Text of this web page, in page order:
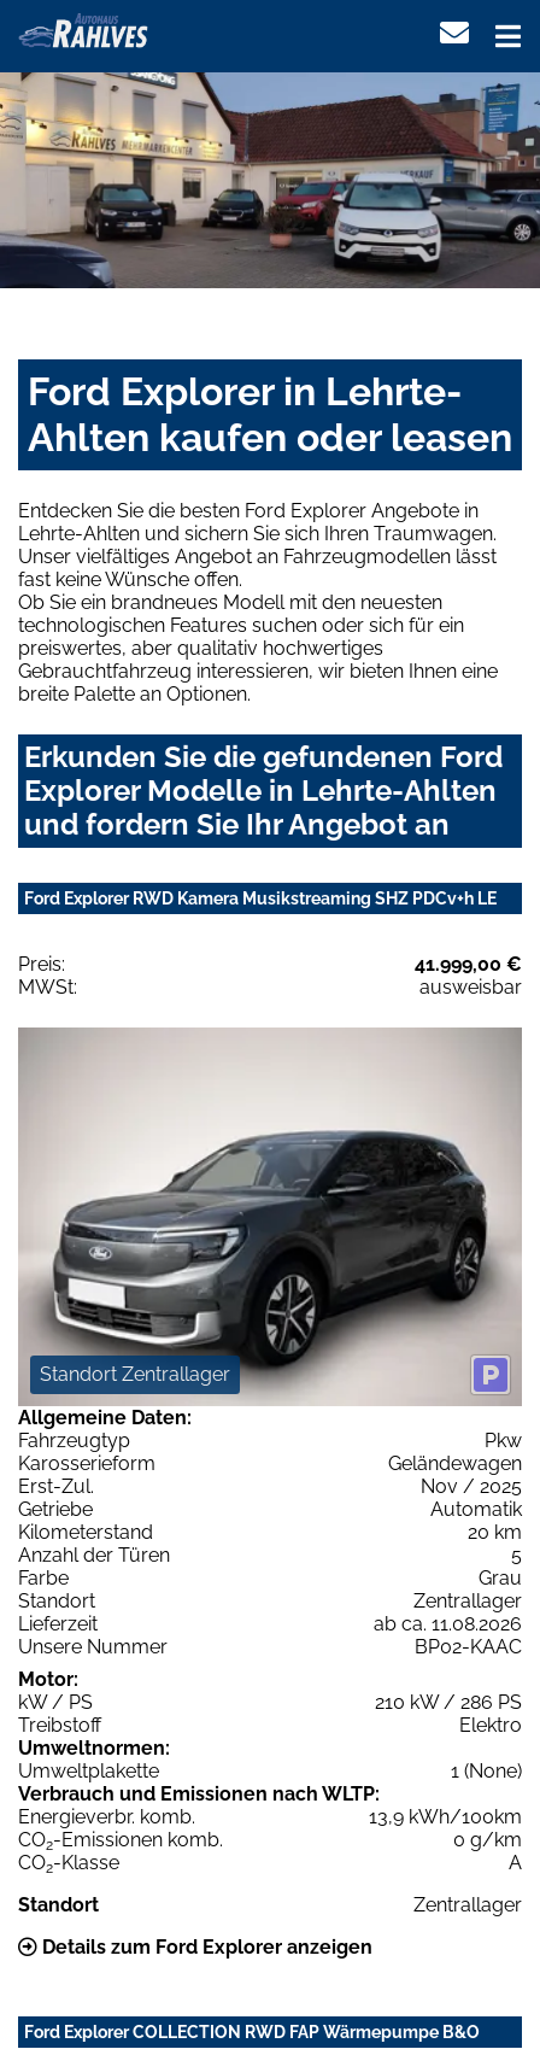
Ford Explorer in Lehrte-
Ahlten kaufen oder leasen
Entdecken Sie die besten Ford Explorer Angebote in
Lehrte-Ahlten und sichern Sie sich Ihren Traumwagen.
Unser vielfältiges Angebot an Fahrzeugmodellen lässt
fast keine Wünsche offen.
Ob Sie ein brandneues Modell mit den neuesten
technologischen Features suchen oder sich für ein
preiswertes, aber qualitativ hochwertiges
Gebrauchtfahrzeug interessieren, wir bieten Ihnen eine
breite Palette an Optionen.
Erkunden Sie die gefundenen Ford
Explorer Modelle in Lehrte-Ahlten
und fordern Sie Ihr Angebot an
Ford Explorer RWD Kamera Musikstreaming SHZ PDCv+h LE
Preis:
41.999,00 €
MWSt:
ausweisbar
Standort Zentrallager
Allgemeine Daten:
Fahrzeugtyp
Pkw
Karosserieform
Geländewagen
Erst-Zul.
Nov / 2025
Getriebe
Automatik
Kilometerstand
20 km
Anzahl der Türen
5
Farbe
Grau
Standort
Zentrallager
Lieferzeit
ab ca. 11.08.2026
Unsere Nummer
BP02-KAAC
Motor:
kW / PS
210 kW / 286 PS
Treibstoff
Elektro
Umweltnormen:
Umweltplakette
1 (None)
Verbrauch und Emissionen nach WLTP:
Energieverbr. komb.
13,9 kWh/100km
CO2-Emissionen komb.
0 g/km
CO2-Klasse
A
Standort
Zentrallager
Details zum Ford Explorer anzeigen
Ford Explorer COLLECTION RWD FAP Wärmepumpe B&O